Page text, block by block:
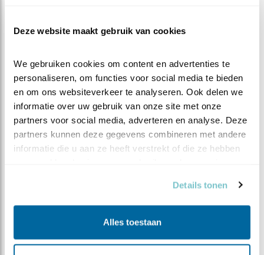
Deze website maakt gebruik van cookies
We gebruiken cookies om content en advertenties te
personaliseren, om functies voor social media te bieden
en om ons websiteverkeer te analyseren. Ook delen we
informatie over uw gebruik van onze site met onze
partners voor social media, adverteren en analyse. Deze
partners kunnen deze gegevens combineren met andere
informatie die u aan ze heeft verstrekt of die ze hebben
Details tonen
Alles toestaan